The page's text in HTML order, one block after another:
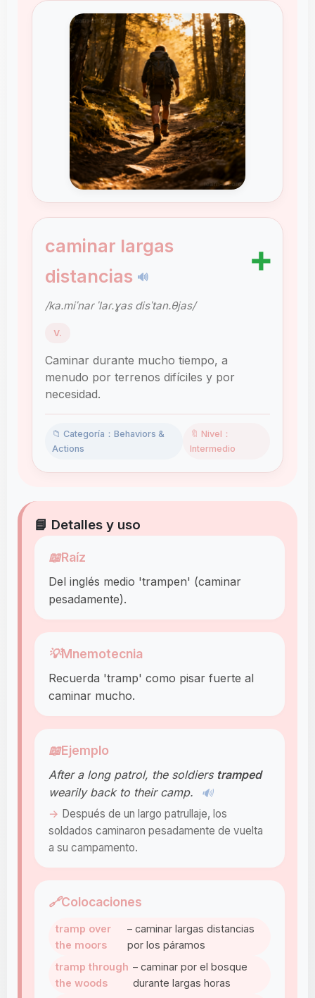
caminar largas
distancias 🔊
➕
/ka.miˈnaɾ ˈlaɾ.ɣas disˈtan.θjas/
V.
Caminar durante mucho tiempo, a
menudo por terrenos difíciles y por
necesidad.
📁 Categoría：Behaviors &
Actions
🔖 Nivel：
Intermedio
📘 Detalles y uso
📖Raíz
Del inglés medio 'trampen' (caminar
pesadamente).
💡Mnemotecnia
Recuerda 'tramp' como pisar fuerte al
caminar mucho.
📖Ejemplo
After a long patrol, the soldiers tramped
wearily back to their camp.
🔊
Después de un largo patrullaje, los
soldados caminaron pesadamente de vuelta
a su campamento.
🔗Colocaciones
tramp over
the moors
– caminar largas distancias
por los páramos
tramp through
the woods
– caminar por el bosque
durante largas horas